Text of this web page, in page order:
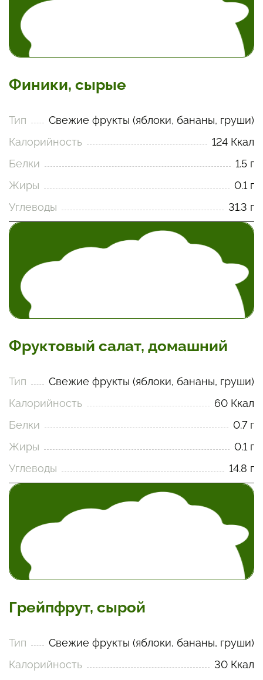
Финики, сырые
Тип
Свежие фрукты (яблоки, бананы, груши)
Калорийность
124 Ккал
Белки
1.5 г
Жиры
0.1 г
Углеводы
31.3 г
Фруктовый салат, домашний
Тип
Свежие фрукты (яблоки, бананы, груши)
Калорийность
60 Ккал
Белки
0.7 г
Жиры
0.1 г
Углеводы
14.8 г
Грейпфрут, сырой
Тип
Свежие фрукты (яблоки, бананы, груши)
Калорийность
30 Ккал